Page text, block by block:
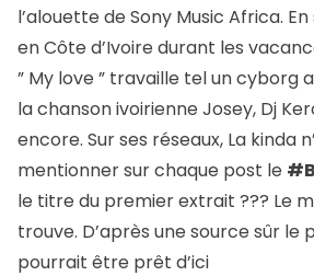
l’alouette de Sony Music Africa.
en Côte d’Ivoire durant les
” My love ” travaille tel un cyborg
la chanson ivoirienne Josey, Dj
encore. Sur ses réseaux, La kinda
mentionner sur chaque post le
le titre du premier extrait ??? Le
trouve. D’après une source sûr le
pourrait être prêt d’ici